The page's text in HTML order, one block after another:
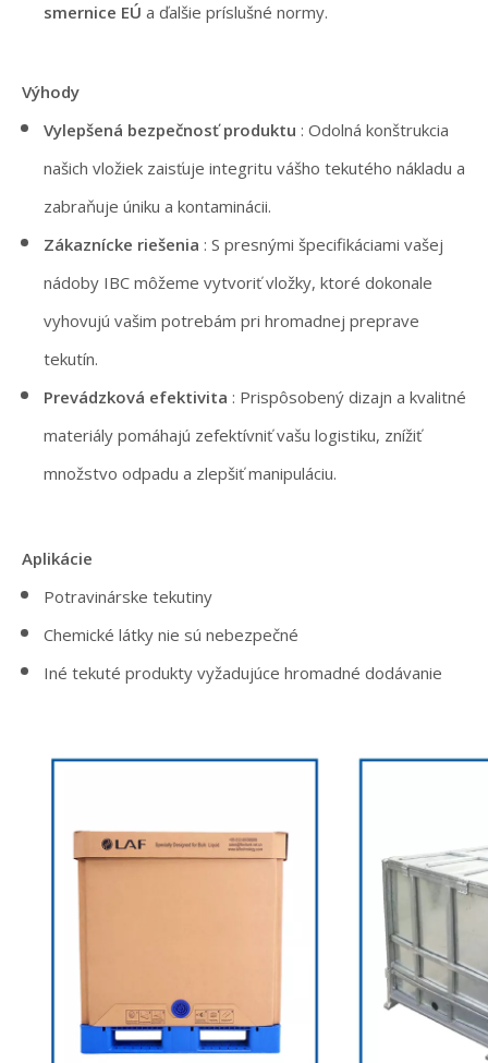
smernice EÚ a ďalšie príslušné normy.
Výhody
Vylepšená bezpečnosť produktu : Odolná konštrukcia
našich vložiek zaisťuje integritu vášho tekutého nákladu a
zabraňuje úniku a kontaminácii.
Zákaznícke riešenia : S presnými špecifikáciami vašej
nádoby IBC môžeme vytvoriť vložky, ktoré dokonale
vyhovujú vašim potrebám pri hromadnej preprave
tekutín.
Prevádzková efektivita : Prispôsobený dizajn a kvalitné
materiály pomáhajú zefektívniť vašu logistiku, znížiť
množstvo odpadu a zlepšiť manipuláciu.
Aplikácie
Potravinárske tekutiny
Chemické látky nie sú nebezpečné
Iné tekuté produkty vyžadujúce hromadné dodávanie